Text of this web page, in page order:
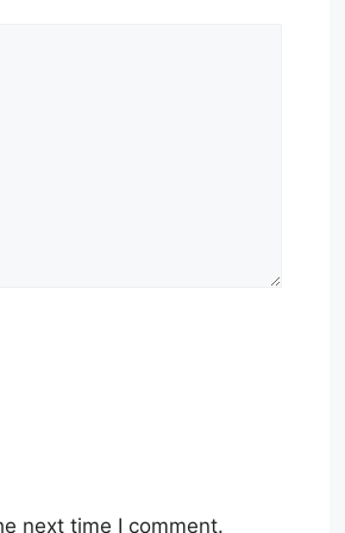
next time I comment.